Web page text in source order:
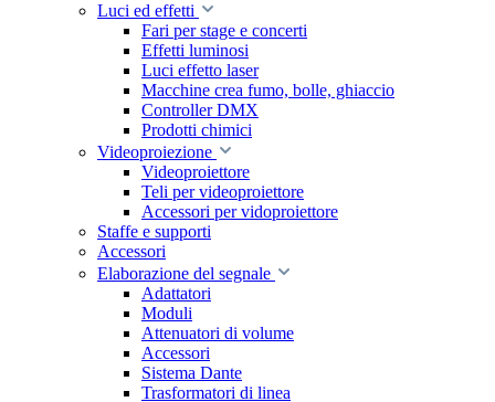
Luci ed effetti
Fari per stage e concerti
Effetti luminosi
Luci effetto laser
Macchine crea fumo, bolle, ghiaccio
Controller DMX
Prodotti chimici
Videoproiezione
Videoproiettore
Teli per videoproiettore
Accessori per vidoproiettore
Staffe e supporti
Accessori
Elaborazione del segnale
Adattatori
Moduli
Attenuatori di volume
Accessori
Sistema Dante
Trasformatori di linea